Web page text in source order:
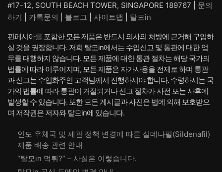
#17-12, SOUTH BEACH TOWER, SINGAPORE 189767 | 문의
하기
카톡문의 블로그 사이트맵 탈모in
핀페시아를 포함한 모든 제품은 반드시 의사의 처방에 근거해 구입하
실 것을 권장합니다. 저희 탈모in에서는 수입신고 및 통관에 대한 업
무를 대행하지 않습니다. 모든 제품에 대한 통관 절차는 해당 국가의
법률에 따라 이루어지며, 모든 제품은 자가사용을 전제로 하며 통관
과 신고는 수입화주인 고객님께서 진행하셔야 합니다. 수령하시는 국
가의 법률에 따라 통관이 거절되거나 신고 절차가 사전 또는 사후에
발생할 수 있습니다. 또한 모든 게시글과 사진은 법에 의해 보호받으
며 저작권은 저자와 탈모in에 있습니다.
인도 우체국 및 세관 정책 변경에 따른 실데나필(Sildenafil)
제품 배송 관련 안내
“탈모in 먹튀?” – 사실은 이렇습니다.